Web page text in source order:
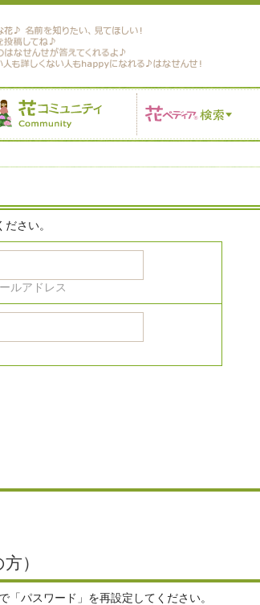
さい。
ルアドレス
）
パスワード」を再設定してください。